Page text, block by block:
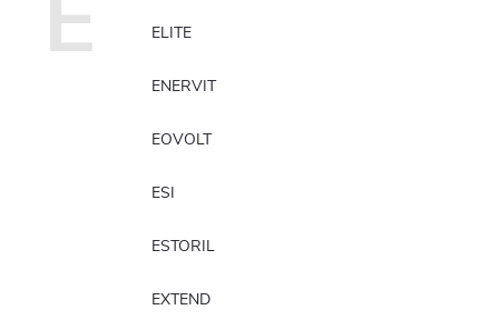
ELITE
ENERVIT
EOVOLT
ESI
ESTORIL
EXTEND